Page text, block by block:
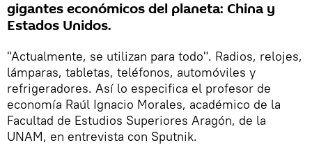
gigantes económicos del planeta: China y
Estados Unidos.
"Actualmente, se utilizan para todo". Radios, relojes,
lámparas, tabletas, teléfonos, automóviles y
refrigeradores. Así lo especifica el profesor de
economía Raúl Ignacio Morales, académico de la
Facultad de Estudios Superiores Aragón, de la
UNAM, en entrevista con Sputnik.